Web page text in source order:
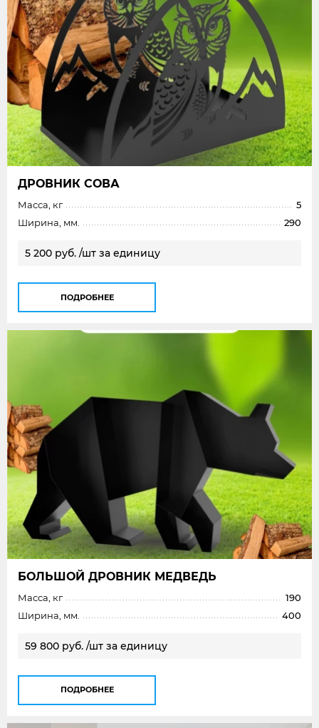
ДРОВНИК СОВА
Масса, кг
5
Ширина, мм.
290
5 200 руб. /шт за единицу
ПОДРОБНЕЕ
БОЛЬШОЙ ДРОВНИК МЕДВЕДЬ
Масса, кг
190
Ширина, мм.
400
59 800 руб. /шт за единицу
ПОДРОБНЕЕ